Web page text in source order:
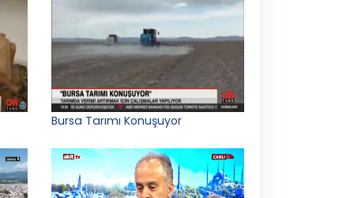
Bursa Tarımı Konuşuyor